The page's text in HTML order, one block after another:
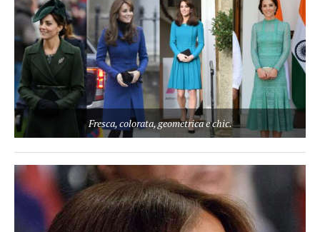
Fresca, colorata, geometrica e chic.